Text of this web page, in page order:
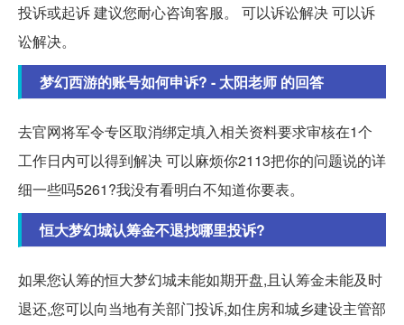
投诉或起诉 建议您耐心咨询客服。 可以诉讼解决 可以诉
讼解决。
梦幻西游的账号如何申诉? - 太阳老师 的回答
去官网将军令专区取消绑定填入相关资料要求审核在1个
工作日内可以得到解决 可以麻烦你2113把你的问题说的详
细一些吗5261?我没有看明白不知道你要表。
恒大梦幻城认筹金不退找哪里投诉?
如果您认筹的恒大梦幻城未能如期开盘,且认筹金未能及时
退还,您可以向当地有关部门投诉,如住房和城乡建设主管部